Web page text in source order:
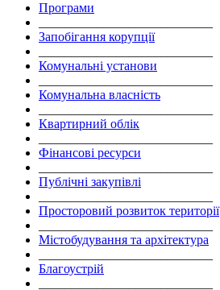
Програми
Запобігання корупції
Комунальні установи
Комунальна власність
Квартирний облік
Фінансові ресурси
Публічні закупівлі
Просторовий розвиток території
Містобудування та архітектура
Благоустрій